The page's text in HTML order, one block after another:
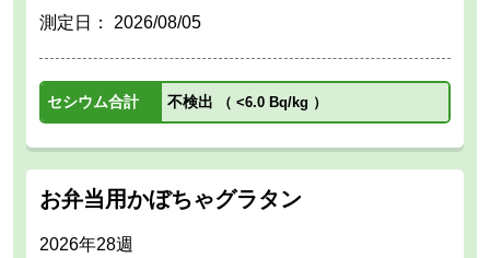
測定日： 2026/08/05
セシウム合計 不検出 （ <6.0 Bq/kg ）
お弁当用かぼちゃグラタン
2026年28週